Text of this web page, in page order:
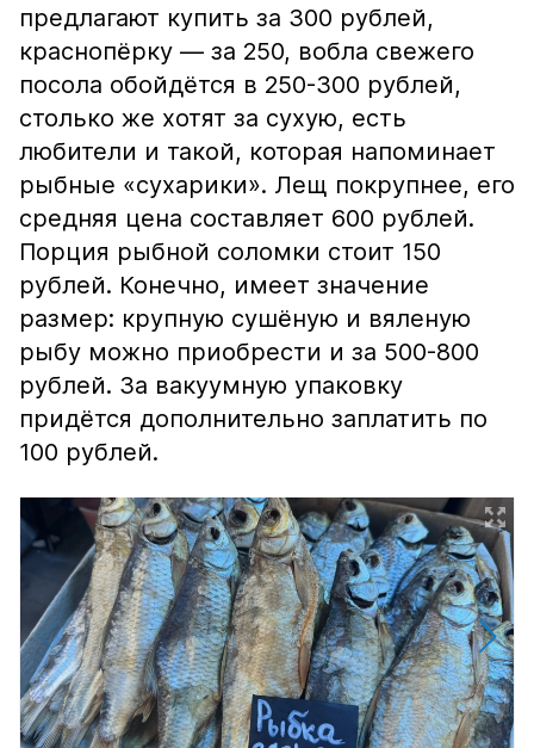
предлагают купить за 300 рублей,
краснопёрку — за 250, вобла свежего
посола обойдётся в 250-300 рублей,
столько же хотят за сухую, есть
любители и такой, которая напоминает
рыбные «сухарики». Лещ покрупнее, его
средняя цена составляет 600 рублей.
Порция рыбной соломки стоит 150
рублей. Конечно, имеет значение
размер: крупную сушёную и вяленую
рыбу можно приобрести и за 500-800
рублей. За вакуумную упаковку
придётся дополнительно заплатить по
100 рублей.